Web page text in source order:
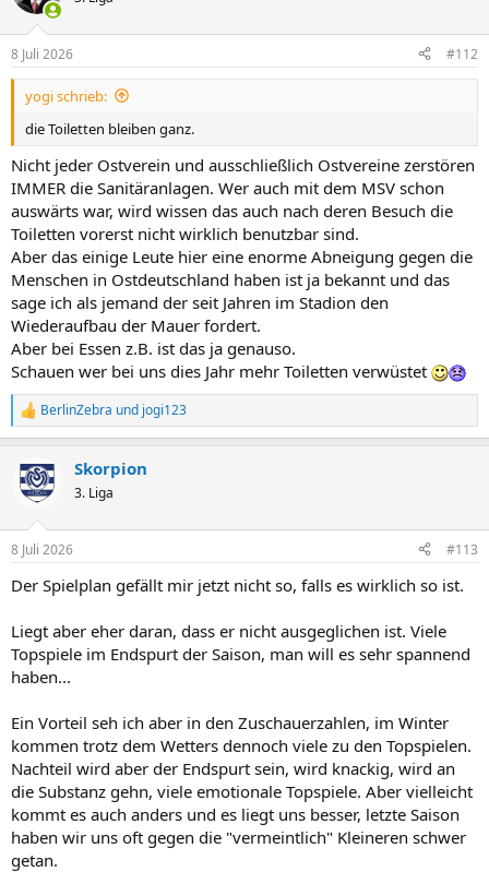
8 Juli 2026 #112
yogi schrieb:
die Toiletten bleiben ganz.
Nicht jeder Ostverein und ausschließlich Ostvereine zerstören
IMMER die Sanitäranlagen. Wer auch mit dem MSV schon
auswärts war, wird wissen das auch nach deren Besuch die
Toiletten vorerst nicht wirklich benutzbar sind.
Aber das einige Leute hier eine enorme Abneigung gegen die
Menschen in Ostdeutschland haben ist ja bekannt und das
sage ich als jemand der seit Jahren im Stadion den
Wiederaufbau der Mauer fordert.
Aber bei Essen z.B. ist das ja genauso.
Schauen wer bei uns dies Jahr mehr Toiletten verwüstet
R
e
k
t
e
:
BerlinZebra und jogi123
Skorpion
3. Liga
8 Juli 2026 #113
Der Spielplan gefällt mir jetzt nicht so, falls es wirklich so ist.
Liegt aber eher daran, dass er nicht ausgeglichen ist. Viele
Topspiele im Endspurt der Saison, man will es sehr spannend
haben...
Ein Vorteil seh ich aber in den Zuschauerzahlen, im Winter
kommen trotz dem Wetters dennoch viele zu den Topspielen.
Nachteil wird aber der Endspurt sein, wird knackig, wird an
die Substanz gehn, viele emotionale Topspiele. Aber vielleicht
kommt es auch anders und es liegt uns besser, letzte Saison
haben wir uns oft gegen die "vermeintlich" Kleineren schwer
getan.